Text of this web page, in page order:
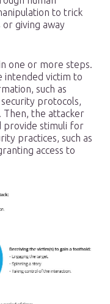
to trick
giving away
one or more steps.
victim to
such as
protocols,
Then, the attacker
provide stimuli for
practices, such as
access to